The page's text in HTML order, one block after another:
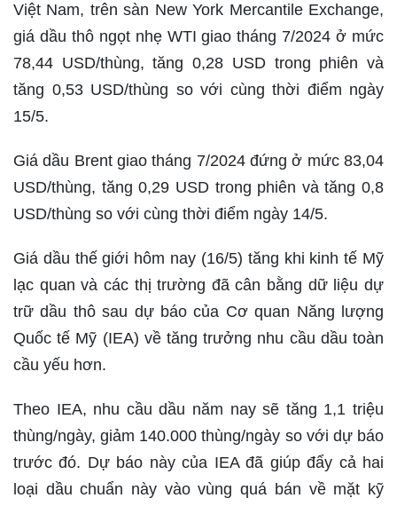
Việt Nam, trên sàn New York Mercantile Exchange,
giá dầu thô ngọt nhẹ WTI giao tháng 7/2024 ở mức
78,44 USD/thùng, tăng 0,28 USD trong phiên và
tăng 0,53 USD/thùng so với cùng thời điểm ngày
15/5.
Giá dầu Brent giao tháng 7/2024 đứng ở mức 83,04
USD/thùng, tăng 0,29 USD trong phiên và tăng 0,8
USD/thùng so với cùng thời điểm ngày 14/5.
Giá dầu thế giới hôm nay (16/5) tăng khi kinh tế Mỹ
lạc quan và các thị trường đã cân bằng dữ liệu dự
trữ dầu thô sau dự báo của Cơ quan Năng lượng
Quốc tế Mỹ (IEA) về tăng trưởng nhu cầu dầu toàn
cầu yếu hơn.
Theo IEA, nhu cầu dầu năm nay sẽ tăng 1,1 triệu
thùng/ngày, giảm 140.000 thùng/ngày so với dự báo
trước đó. Dự báo này của IEA đã giúp đẩy cả hai
loại dầu chuẩn này vào vùng quá bán về mặt kỹ